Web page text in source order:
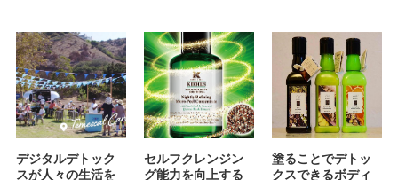
デジタルデトック
スが人々の生活を
セルフクレンジン
グ能力を向上する
塗ることでデトッ
クスできるボディ